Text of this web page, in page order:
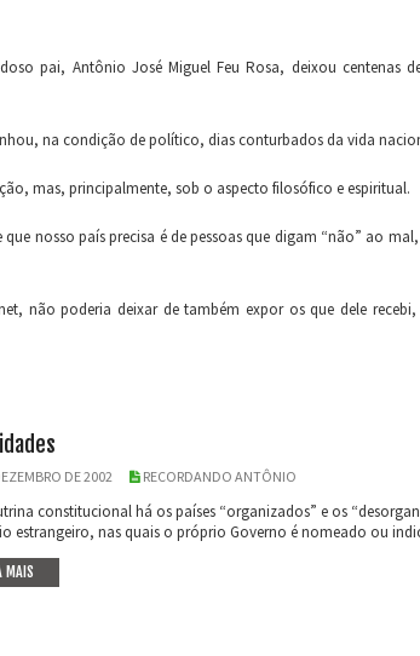
pai, Antônio José Miguel Feu Rosa, deixou centenas
na condição de político, dias conturbados da vida
mas, principalmente, sob o aspecto filosófico e espiritual.
nosso país precisa é de pessoas que digam “não” ao
não poderia deixar de também expor os que dele
DE 2002 RECORDANDO ANTÔNIO
constitucional há os países “organizados” e os
estrangeiro, nas quais o próprio Governo é nomeado ou
MAIS